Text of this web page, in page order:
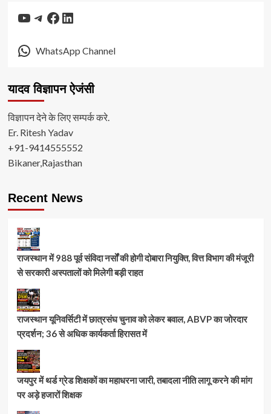
YouTube
Telegram
Facebook
LinkedIn
WhatsApp Channel
यादव विज्ञापन ऐजंसी
विज्ञापन देने के लिए सम्पर्क करे.
Er. Ritesh Yadav
+91-9414555552
Bikaner,Rajasthan
Recent News
राजस्थान में 988 पूर्व संविदा नर्सों की होगी दोबारा नियुक्ति, वित्त विभाग की मंजूरी
से सरकारी अस्पतालों को मिलेगी बड़ी राहत
राजस्थान यूनिवर्सिटी में छात्रसंघ चुनाव को लेकर बवाल, ABVP का जोरदार
प्रदर्शन; 36 से अधिक कार्यकर्ता हिरासत में
जयपुर में थर्ड ग्रेड शिक्षकों का महाधरना जारी, तबादला नीति लागू करने की मांग
पर अड़े हजारों शिक्षक